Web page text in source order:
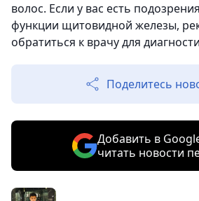
волос. Если у вас есть
функции щитовидной железы,
обратиться к врачу для
Поделитесь
Добавить в
читать новости